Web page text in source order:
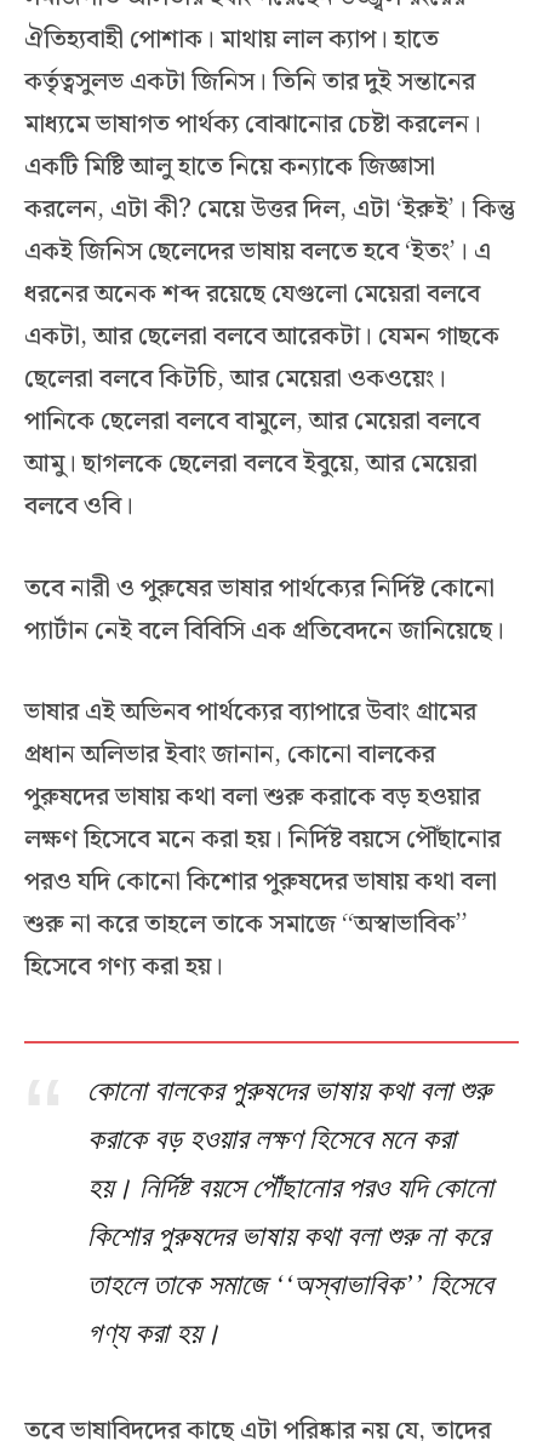
ঐতিহ্যবাহী পোশাক। মাথায় লাল ক্যাপ। হাতে
কর্তৃত্বসুলভ একটা জিনিস। তিনি তার দুই সন্তানের
মাধ্যমে ভাষাগত পার্থক্য বোঝানোর চেষ্টা করলেন।
একটি মিষ্টি আলু হাতে নিয়ে কন্যাকে জিজ্ঞাসা
করলেন, এটা কী? মেয়ে উত্তর দিল, এটা ‘ইরুই’। কিন্তু
একই জিনিস ছেলেদের ভাষায় বলতে হবে ‘ইতং’। এ
ধরনের অনেক শব্দ রয়েছে যেগুলো মেয়েরা বলবে
একটা, আর ছেলেরা বলবে আরেকটা। যেমন গাছকে
ছেলেরা বলবে কিটচি, আর মেয়েরা ওকওয়েং।
পানিকে ছেলেরা বলবে বামুলে, আর মেয়েরা বলবে
আমু। ছাগলকে ছেলেরা বলবে ইবুয়ে, আর মেয়েরা
বলবে ওবি।
তবে নারী ও পুরুষের ভাষার পার্থক্যের নির্দিষ্ট কোনো
প্যার্টান নেই বলে বিবিসি এক প্রতিবেদনে জানিয়েছে।
ভাষার এই অভিনব পার্থক্যের ব্যাপারে উবাং গ্রামের
প্রধান অলিভার ইবাং জানান, কোনো বালকের
পুরুষদের ভাষায় কথা বলা শুরু করাকে বড় হওয়ার
লক্ষণ হিসেবে মনে করা হয়। নির্দিষ্ট বয়সে পৌঁছানোর
পরও যদি কোনো কিশোর পুরুষদের ভাষায় কথা বলা
শুরু না করে তাহলে তাকে সমাজে ‘‘অস্বাভাবিক’’
হিসেবে গণ্য করা হয়।
কোনো বালকের পুরুষদের ভাষায় কথা বলা শুরু
করাকে বড় হওয়ার লক্ষণ হিসেবে মনে করা
হয়। নির্দিষ্ট বয়সে পৌঁছানোর পরও যদি কোনো
কিশোর পুরুষদের ভাষায় কথা বলা শুরু না করে
তাহলে তাকে সমাজে ‘‘অস্বাভাবিক’’ হিসেবে
গণ্য করা হয়।
তবে ভাষাবিদদের কাছে এটা পরিষ্কার নয় যে, তাদের